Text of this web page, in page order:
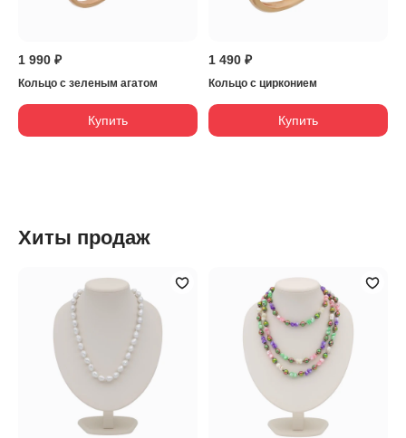
1 990 ₽
Кольцо с зеленым агатом
Купить
1 490 ₽
Кольцо с цирконием
Купить
Хиты продаж